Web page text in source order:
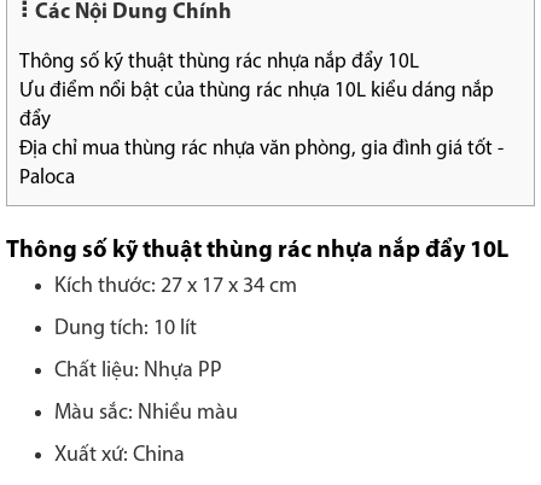
Các Nội Dung Chính
Thông số kỹ thuật thùng rác nhựa nắp đẩy 10L
Ưu điểm nổi bật của thùng rác nhựa 10L kiểu dáng nắp
đẩy
Địa chỉ mua thùng rác nhựa văn phòng, gia đình giá tốt -
Paloca
Thông số kỹ thuật thùng rác nhựa nắp đẩy 10L
Kích thước: 27 x 17 x 34 cm
Dung tích: 10 lít
Chất liệu: Nhựa PP
Màu sắc: Nhiều màu
Xuất xứ: China